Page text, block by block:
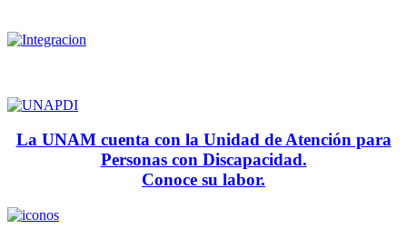
La UNAM cuenta con la Unidad de Atención para
Personas con Discapacidad.
Conoce su labor.